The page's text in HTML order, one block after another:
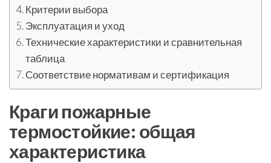
Критерии выбора
Эксплуатация и уход
Технические характеристики и сравнительная
таблица
Соответствие нормативам и сертификация
Краги пожарные
термостойкие: общая
характеристика